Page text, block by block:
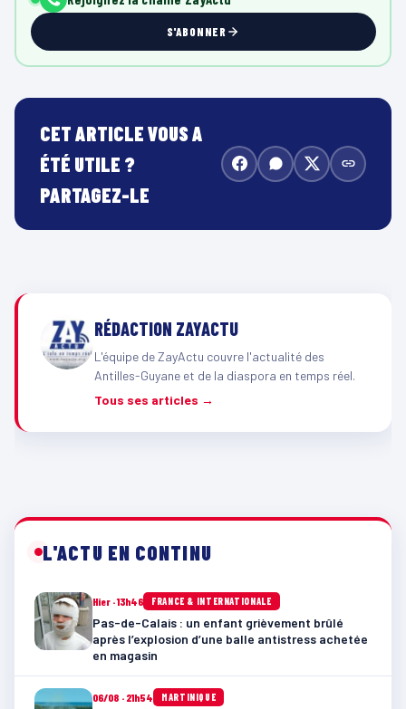
S'ABONNER
CET ARTICLE VOUS A
ÉTÉ UTILE ?
PARTAGEZ-LE
RÉDACTION ZAYACTU
L'équipe de ZayActu couvre l'actualité des
Antilles-Guyane et de la diaspora en temps réel.
Tous ses articles →
L'ACTU EN CONTINU
Hier · 13h46 FRANCE & INTERNATIONALE
Pas-de-Calais : un enfant grièvement brûlé
après l’explosion d’une balle antistress achetée
en magasin
06/08 · 21h54 MARTINIQUE